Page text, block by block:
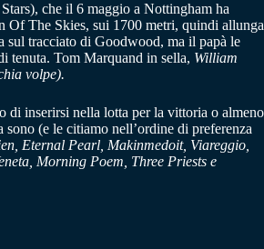
che il 6 maggio a Nottingham ha
Of The Skies, sui 1700 metri, quindi allunga
sul tracciato di Goodwood, ma il papà le
tenuta. Tom Marquand in sella, William
volpe).
di inserirsi nella lotta per la vittoria o almeno
sono (e le citiamo nell’ordine di preferenza
Eternal Pearl, Makinmedoit, Viareggio,
Morning Poem, Three Priests e